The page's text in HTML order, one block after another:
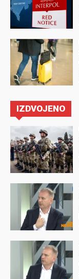
IZDVOJENO